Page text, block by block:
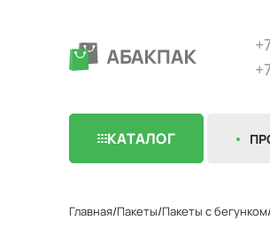
КАТАЛОГ
Главная Пакеты Пакеты с бегунком